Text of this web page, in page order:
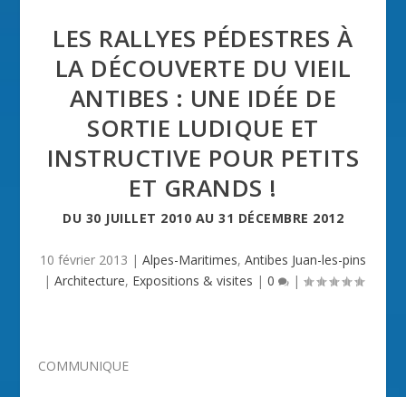
LES RALLYES PÉDESTRES À
LA DÉCOUVERTE DU VIEIL
ANTIBES : UNE IDÉE DE
SORTIE LUDIQUE ET
INSTRUCTIVE POUR PETITS
ET GRANDS !
DU 30 JUILLET 2010 AU 31 DÉCEMBRE 2012
10 février 2013 | Alpes-Maritimes, Antibes Juan-les-pins
| Architecture, Expositions & visites | 0 |
COMMUNIQUE